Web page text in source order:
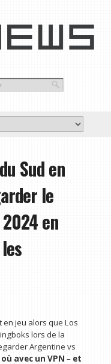
Sud en
le
en
jeu alors que Los
lors de la
Argentine vs
avec un VPN – et